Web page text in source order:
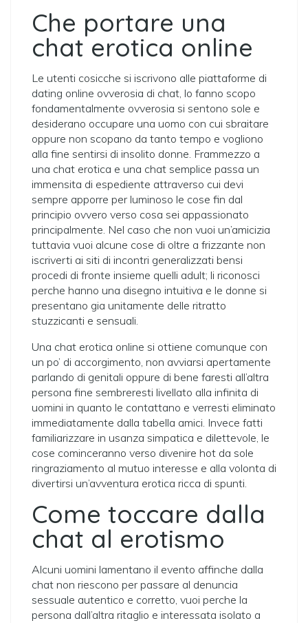
Che portare una
chat erotica online
Le utenti cosicche si iscrivono alle piattaforme di
dating online ovverosia di chat, lo fanno scopo
fondamentalmente ovverosia si sentono sole e
desiderano occupare una uomo con cui sbraitare
oppure non scopano da tanto tempo e vogliono
alla fine sentirsi di insolito donne. Frammezzo a
una chat erotica e una chat semplice passa un
immensita di espediente attraverso cui devi
sempre apporre per luminoso le cose fin dal
principio ovvero verso cosa sei appassionato
principalmente. Nel caso che non vuoi un’amicizia
tuttavia vuoi alcune cose di oltre a frizzante non
iscriverti ai siti di incontri generalizzati bensi
procedi di fronte insieme quelli adult; li riconosci
perche hanno una disegno intuitiva e le donne si
presentano gia unitamente delle ritratto
stuzzicanti e sensuali.
Una chat erotica online si ottiene comunque con
un po’ di accorgimento, non avviarsi apertamente
parlando di genitali oppure di bene faresti all’altra
persona fine sembreresti livellato alla infinita di
uomini in quanto le contattano e verresti eliminato
immediatamente dalla tabella amici. Invece fatti
familiarizzare in usanza simpatica e dilettevole, le
cose cominceranno verso divenire hot da sole
ringraziamento al mutuo interesse e alla volonta di
divertirsi un’avventura erotica ricca di spunti.
Come toccare dalla
chat al erotismo
Alcuni uomini lamentano il evento affinche dalla
chat non riescono per passare al denuncia
sessuale autentico e corretto, vuoi perche la
persona dall’altra ritaglio e interessata isolato a